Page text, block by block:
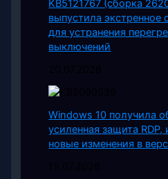
KB5121767 (сборка
выпустила экстренное
для устранения
выключений
Windows 10 получила
усиленная защита
новые изменения в